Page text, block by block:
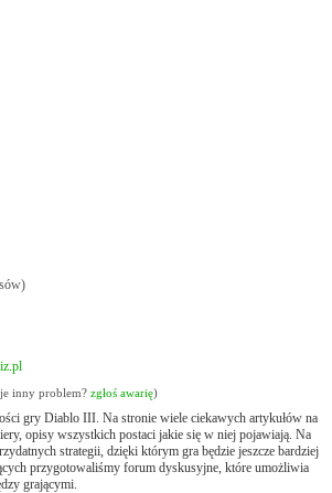
inny problem? zgłoś awarię)
gry Diablo III. Na stronie wiele ciekawych artykułów na
opisy wszystkich postaci jakie się w niej pojawiają. Na
strategii, dzięki którym gra będzie jeszcze bardziej
przygotowaliśmy forum dyskusyjne, które umożliwia
grającymi.